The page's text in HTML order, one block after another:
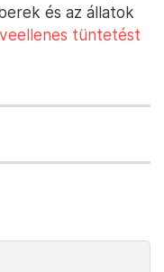
és az állatok
tüntetést